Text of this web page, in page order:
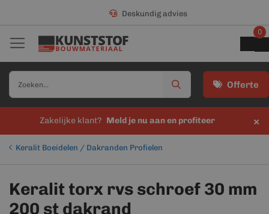
Deskundig advies
Offerte
0
Zakelijke klant? Meld je nu aan en profiteer ×
Keralit Boeidelen / Dakranden Profielen
Keralit torx rvs schroef 30 mm
200 st dakrand